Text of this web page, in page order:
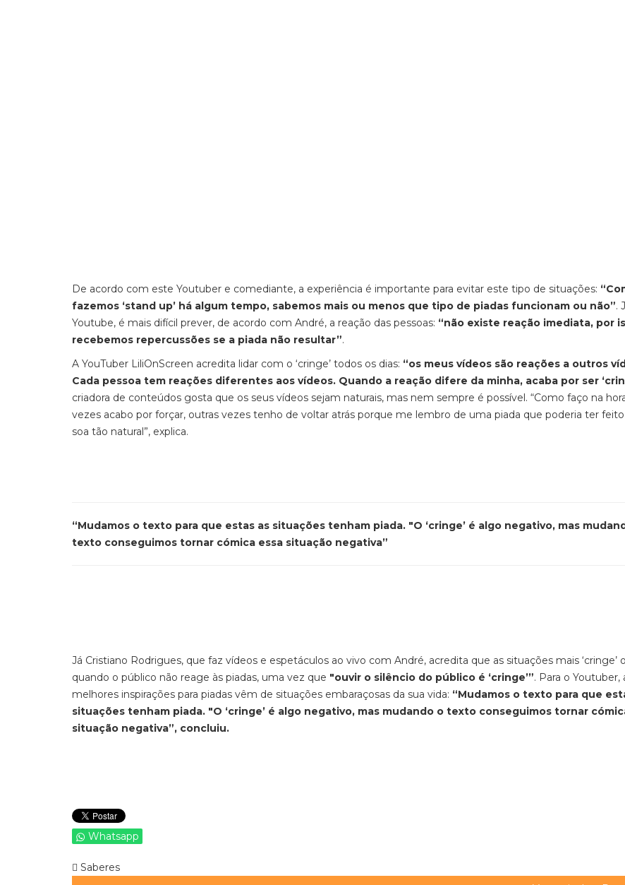
De acordo com este Youtuber e comediante, a experiência é importante para evitar este tipo de situações:
fazemos ‘stand up’ há algum tempo, sabemos mais ou menos que tipo de piadas funcionam ou não”.
Youtube, é mais difícil prever, de acordo com André, a reação das pessoas: “não existe reação imediata, por
recebemos repercussões se a piada não resultar”.
A YouTuber LiliOnScreen acredita lidar com o ‘cringe’ todos os dias: “os meus vídeos são reações a outros
Cada pessoa tem reações diferentes aos vídeos. Quando a reação difere da minha, acaba por ser
criadora de conteúdos gosta que os seus vídeos sejam naturais, mas nem sempre é possível. “Como faço na
vezes acabo por forçar, outras vezes tenho de voltar atrás porque me lembro de uma piada que poderia ter feito
soa tão natural”, explica.
“Mudamos o texto para que estas as situações tenham piada. "O ‘cringe’ é algo negativo, mas
texto conseguimos tornar cómica essa situação negativa”
Já Cristiano Rodrigues, que faz vídeos e espetáculos ao vivo com André, acredita que as situações mais ‘cringe’
quando o público não reage às piadas, uma vez que "ouvir o silêncio do público é ‘cringe’”. Para o Youtuber,
melhores inspirações para piadas vêm de situações embaraçosas da sua vida: “Mudamos o texto para que
situações tenham piada. "O ‘cringe’ é algo negativo, mas mudando o texto conseguimos tornar
situação negativa”, concluiu.
Whatsapp
Saberes